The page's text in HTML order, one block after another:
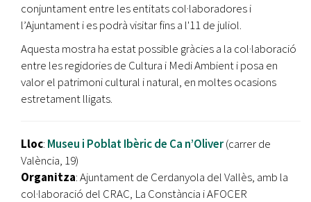
conjuntament entre les entitats col·laboradores i
l’Ajuntament i es podrà visitar fins a l'11 de juliol.
Aquesta mostra ha estat possible gràcies a la col·laboració
entre les regidories de Cultura i Medi Ambient i posa en
valor el patrimoni cultural i natural, en moltes ocasions
estretament lligats.
Lloc: Museu i Poblat Ibèric de Ca n’Oliver(carrer de
València, 19)
Organitza: Ajuntament de Cerdanyola del Vallès, amb la
col·laboració del CRAC, La Constància i AFOCER